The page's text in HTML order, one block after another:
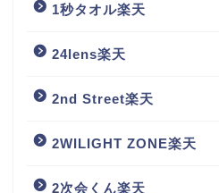
1秒タオル楽天
24lens楽天
2nd Street楽天
2WILIGHT ZONE楽天
2次会くん楽天